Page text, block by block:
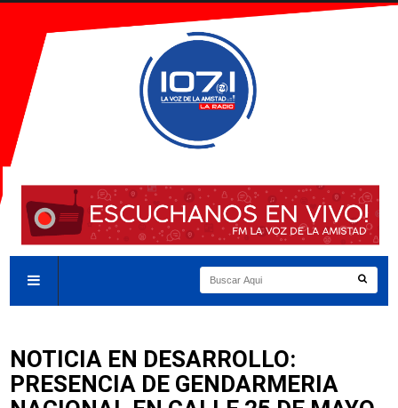
NOTICIA EN DESARROLLO:
PRESENCIA DE GENDARMERIA